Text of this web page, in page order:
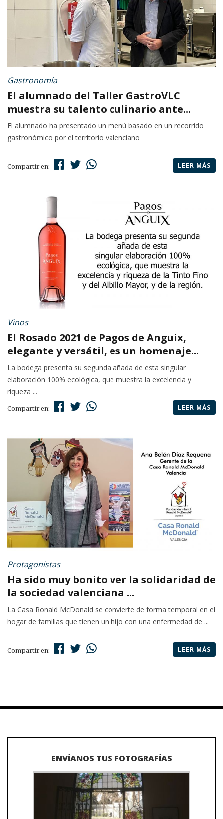
Gastronomía
El alumnado del Taller GastroVLC
muestra su talento culinario ante...
El alumnado ha presentado un menú basado en un recorrido
gastronómico por el territorio valenciano
Compartir en: LEER MÁS
Vinos
El Rosado 2021 de Pagos de Anguix,
elegante y versátil, es un homenaje...
La bodega presenta su segunda añada de esta singular
elaboración 100% ecológica, que muestra la excelencia y
riqueza ...
Compartir en: LEER MÁS
Protagonistas
Ha sido muy bonito ver la solidaridad de
la sociedad valenciana ...
La Casa Ronald McDonald se convierte de forma temporal en el
hogar de familias que tienen un hijo con una enfermedad de ...
Compartir en: LEER MÁS
ENVÍANOS TUS FOTOGRAFÍAS